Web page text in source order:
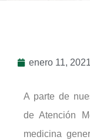
enero 11, 2021
A parte de
de Atención
medicina